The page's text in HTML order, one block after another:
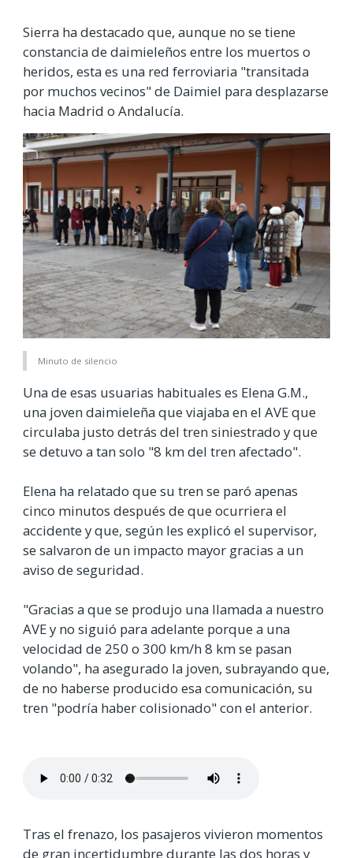
Sierra ha destacado que, aunque no se tiene
constancia de daimieleños entre los muertos o
heridos, esta es una red ferroviaria "transitada
por muchos vecinos" de Daimiel para desplazarse
hacia Madrid o Andalucía.
Minuto de silencio
Una de esas usuarias habituales es Elena G.M.,
una joven daimieleña que viajaba en el AVE que
circulaba justo detrás del tren siniestrado y que
se detuvo a tan solo "8 km del tren afectado".
Elena ha relatado que su tren se paró apenas
cinco minutos después de que ocurriera el
accidente y que, según les explicó el supervisor,
se salvaron de un impacto mayor gracias a un
aviso de seguridad.
"Gracias a que se produjo una llamada a nuestro
AVE y no siguió para adelante porque a una
velocidad de 250 o 300 km/h 8 km se pasan
volando", ha asegurado la joven, subrayando que,
de no haberse producido esa comunicación, su
tren "podría haber colisionado" con el anterior.
Tras el frenazo, los pasajeros vivieron momentos
de gran incertidumbre durante las dos horas y